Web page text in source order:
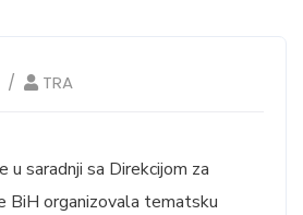
TRA
u saradnji sa Direkcijom za
BiH organizovala tematsku